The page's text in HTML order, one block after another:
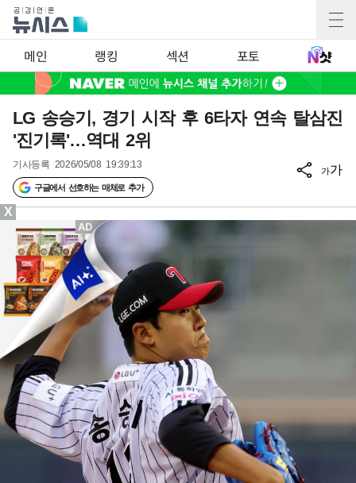
메인 랭킹 섹션 포토
LG 송승기, 경기 시작 후 6타자 연속 탈삼진
'진기록'…역대 2위
기사등록 2026/05/08 19:39:13
구글에서 선호하는 매체로 추가
가가
X